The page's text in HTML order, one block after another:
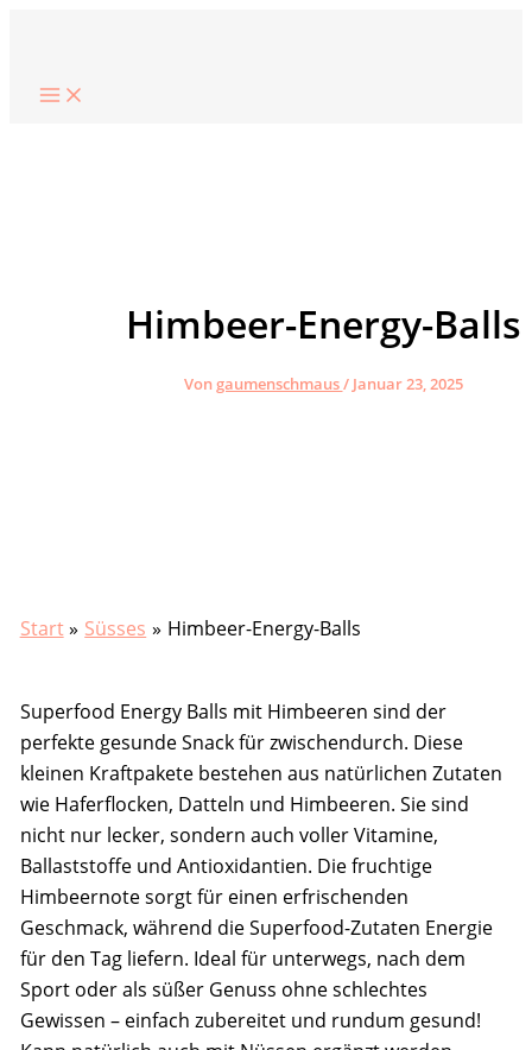
springen
Himbeer-Energy-Balls
Vongaumenschmaus/ Januar 23, 2025
Start Süsses Himbeer-Energy-Balls
Superfood Energy Balls mit Himbeeren sind der
perfekte gesunde Snack für zwischendurch. Diese
kleinen Kraftpakete bestehen aus natürlichen Zutaten
wie Haferflocken, Datteln und Himbeeren. Sie sind
nicht nur lecker, sondern auch voller Vitamine,
Ballaststoffe und Antioxidantien. Die fruchtige
Himbeernote sorgt für einen erfrischenden
Geschmack, während die Superfood-Zutaten Energie
für den Tag liefern. Ideal für unterwegs, nach dem
Sport oder als süßer Genuss ohne schlechtes
Gewissen – einfach zubereitet und rundum gesund!